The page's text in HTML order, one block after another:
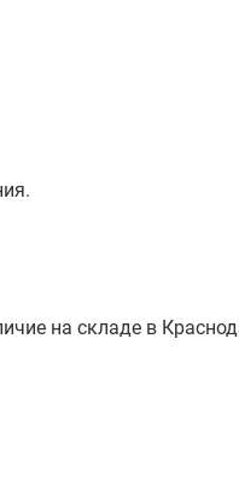
на складе в